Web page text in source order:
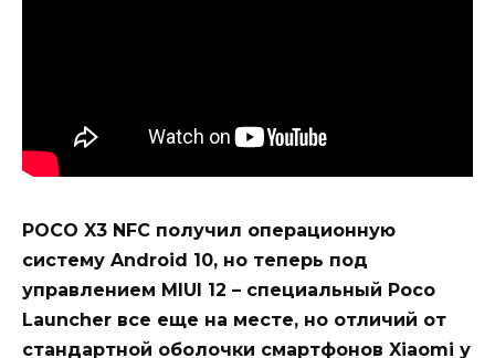
POCO X3 NFC получил операционную
систему Android 10, но теперь под
управлением MIUI 12 – специальный Poco
Launcher все еще на месте, но отличий от
стандартной оболочки смартфонов Xiaomi у